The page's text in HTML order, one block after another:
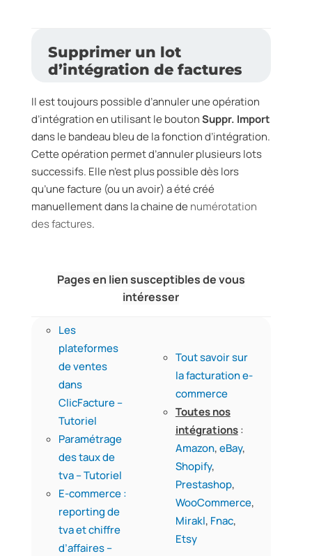
Supprimer un lot
d’intégration de factures
Il est toujours possible d’annuler une opération
d’intégration en utilisant le boutonSuppr. Import
dans le bandeau bleu de la fonction d’intégration.
Cette opération permet d’annuler plusieurs lots
successifs. Elle n’est plus possible dès lors
qu’une facture (ou un avoir) a été créé
manuellement dans la chaine de numérotation
des factures.
Pages en lien susceptibles de vous
intéresser
Les
plateformes
de ventes
dans
ClicFacture –
Tutoriel
Paramétrage
des taux de
tva – Tutoriel
E-commerce :
reporting de
tva et chiffre
d’affaires –
Tout savoir sur
la facturation e-
commerce
Toutes nos
intégrations:
Amazon,eBay,
Shopify,
Prestashop,
WooCommerce,
Mirakl, Fnac,
Etsy